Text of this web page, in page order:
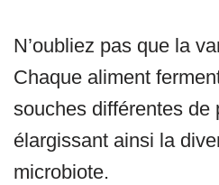
N’oubliez pas que la
Chaque aliment
souches différentes de
élargissant ainsi la
microbiote.